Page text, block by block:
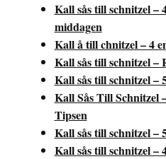
Kall sås till schnitzel –
middagen
Kall å till chnitzel – 4
Kall sås till schnitzel –
Kall sås till schnitzel –
Kall Sås Till Schnitzel
Tipsen
Kall sås till schnitzel –
Kall sås till schnitzel –